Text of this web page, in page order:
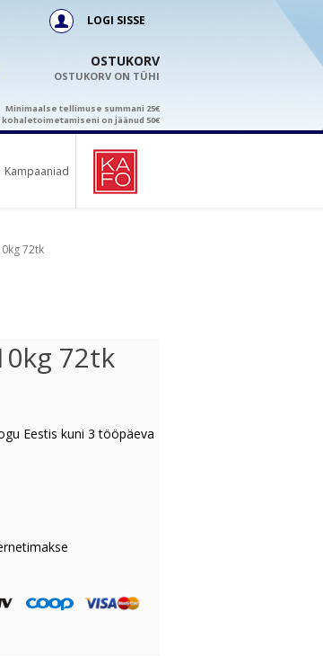
LOGI SISSE
OSTUKORV
OSTUKORV ON TÜHI
Minimaalse tellimuse summani 25€
kohaletoimetamiseni on jäänud 50€
Kampaaniad
72tk
72tk
Eestis kuni 3 tööpäeva